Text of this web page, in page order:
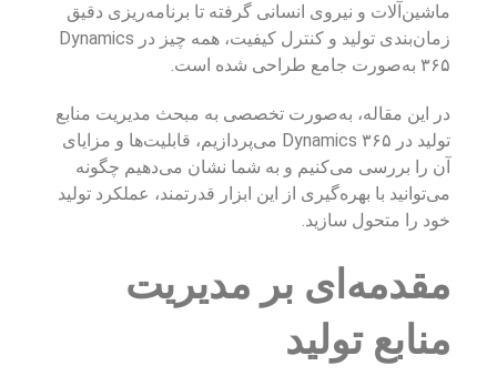
ماشین‌آلات و نیروی انسانی گرفته تا برنامه‌ریزی دقیق
زمان‌بندی تولید و کنترل کیفیت، همه چیز در Dynamics
۳۶۵ به‌صورت جامع طراحی شده است.
در این مقاله، به‌صورت تخصصی به مبحث مدیریت منابع
تولید در Dynamics ۳۶۵ می‌پردازیم، قابلیت‌ها و مزایای
آن را بررسی می‌کنیم و به شما نشان می‌دهیم چگونه
می‌توانید با بهره‌گیری از این ابزار قدرتمند، عملکرد تولید
خود را متحول سازید.
مقدمه‌ای بر مدیریت
منابع تولید